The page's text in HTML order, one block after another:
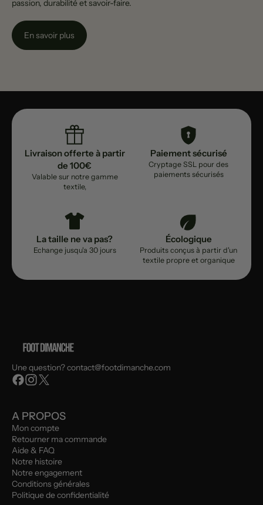
passion, durabilité et savoir-faire.
En savoir plus
Livraison offerte à partir
de 100€
Valable sur notre gamme
textile,
Paiement sécurisé
Cryptage SSL pour des
paiements sécurisés
La taille ne va pas?
Echange jusqu'a 30 jours
Écologique
Produits conçus à partir d'un
textile propre et organique
Une question? contact@footdimanche.com
A PROPOS
Mon compte
Retourner ma commande
Aide & FAQ
Notre histoire
Notre engagement
Conditions générales
Politique de confidentialité